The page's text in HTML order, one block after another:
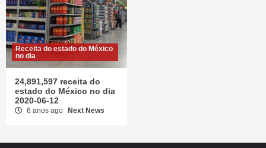
Receita do estado do México
no dia
24,891,597 receita do
estado do México no dia
2020-06-12
6 anos ago Next News